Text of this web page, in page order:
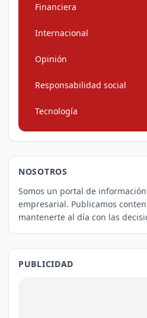
Financiera
Internacional
Opinión
Responsabilidad social
Tecnología
NOSOTROS
Somos un portal de
empresarial. Publicamos
mantenerte al día con las
PUBLICIDAD